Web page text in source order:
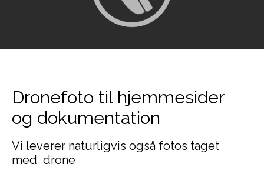
Dronefoto til hjemmesider
og dokumentation
Vi leverer naturligvis også fotos taget
med drone